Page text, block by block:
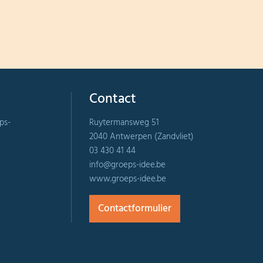
Contact
Ruytermansweg 51
2040 Antwerpen (Zandvliet)
03 430 41 44
info@groeps-idee.be
www.groeps-idee.be
Contactformulier